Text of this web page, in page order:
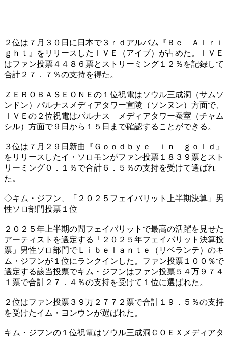
２位は７月３０日に日本で３ｒｄアルバム『Ｂｅ Ａｌｒｉ
ｇｈｔ』をリリースしたＩＶＥ（アイブ）が占めた。ＩＶＥ
はファン投票４４８６票とストリーミング１２％を記録して
合計２７．７％の支持を得た。
ＺＥＲＯＢＡＳＥＯＮＥの１位祝電はソウル三成洞（サムソ
ンドン）パルナスメディアタワー宣陵（ソンヌン）方面で、
ＩＶＥの２位祝電はパルナス メディアタワー蚕室（チャム
シル）方面で９日から１５日まで確認することができる。
３位は７月２９日新曲『Ｇｏｏｄｂｙｅ ｉｎ ｇｏｌｄ』
をリリースしたイ・ソロモンがファン投票１８３９票とスト
リーミング０．１％で合計６．５％の支持を受けて選ばれ
た。
◇キム・ジフン、「２０２５フェイバリット上半期決算」男
性ソロ部門投票１位
２０２５年上半期の間フェイバリットで最高の活躍を見せた
アーティストを選定する「２０２５年フェイバリット決算投
票」男性ソロ部門でＬｉｂｅｌａｎｔｅ（リベランテ）のキ
ム・ジフンが１位にランクインした。ファン投票１００％で
選定する該当投票でキム・ジフンはファン投票５４万９７４
１票で合計２７．４％の支持を受けて１位に選ばれた。
２位はファン投票３９万２７７２票で合計１９．５％の支持
を受けたイム・ヨンウンが選ばれた。
キム・ジフンの１位祝電はソウル三成洞ＣＯＥＸメディアタ